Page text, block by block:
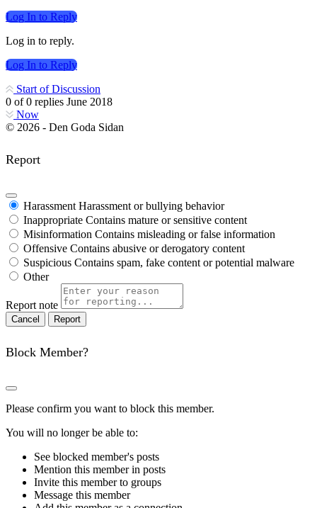
Log In to Reply
Log in to reply.
Log In to Reply
Start of Discussion
0 of0 replies June 2018
Now
© 2026 - Den Goda Sidan
Report
Harassment Harassment or bullying behavior
Inappropriate Contains mature or sensitive content
Misinformation Contains misleading or false information
Offensive Contains abusive or derogatory content
Suspicious Contains spam, fake content or potential malware
Other
Report note
Report
Block Member?
Please confirm you want to block this member.
You will no longer be able to:
See blocked member's posts
Mention this member in posts
Invite this member to groups
Message this member